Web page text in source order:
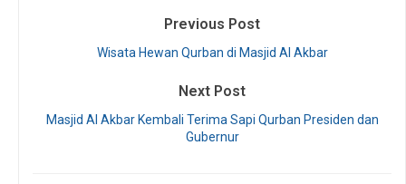
Previous Post
Wisata Hewan Qurban di Masjid Al Akbar
Next Post
Masjid Al Akbar Kembali Terima Sapi Qurban Presiden dan
Gubernur